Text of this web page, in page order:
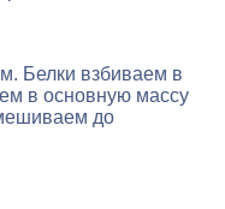
Белки взбиваем в
в основную массу
до